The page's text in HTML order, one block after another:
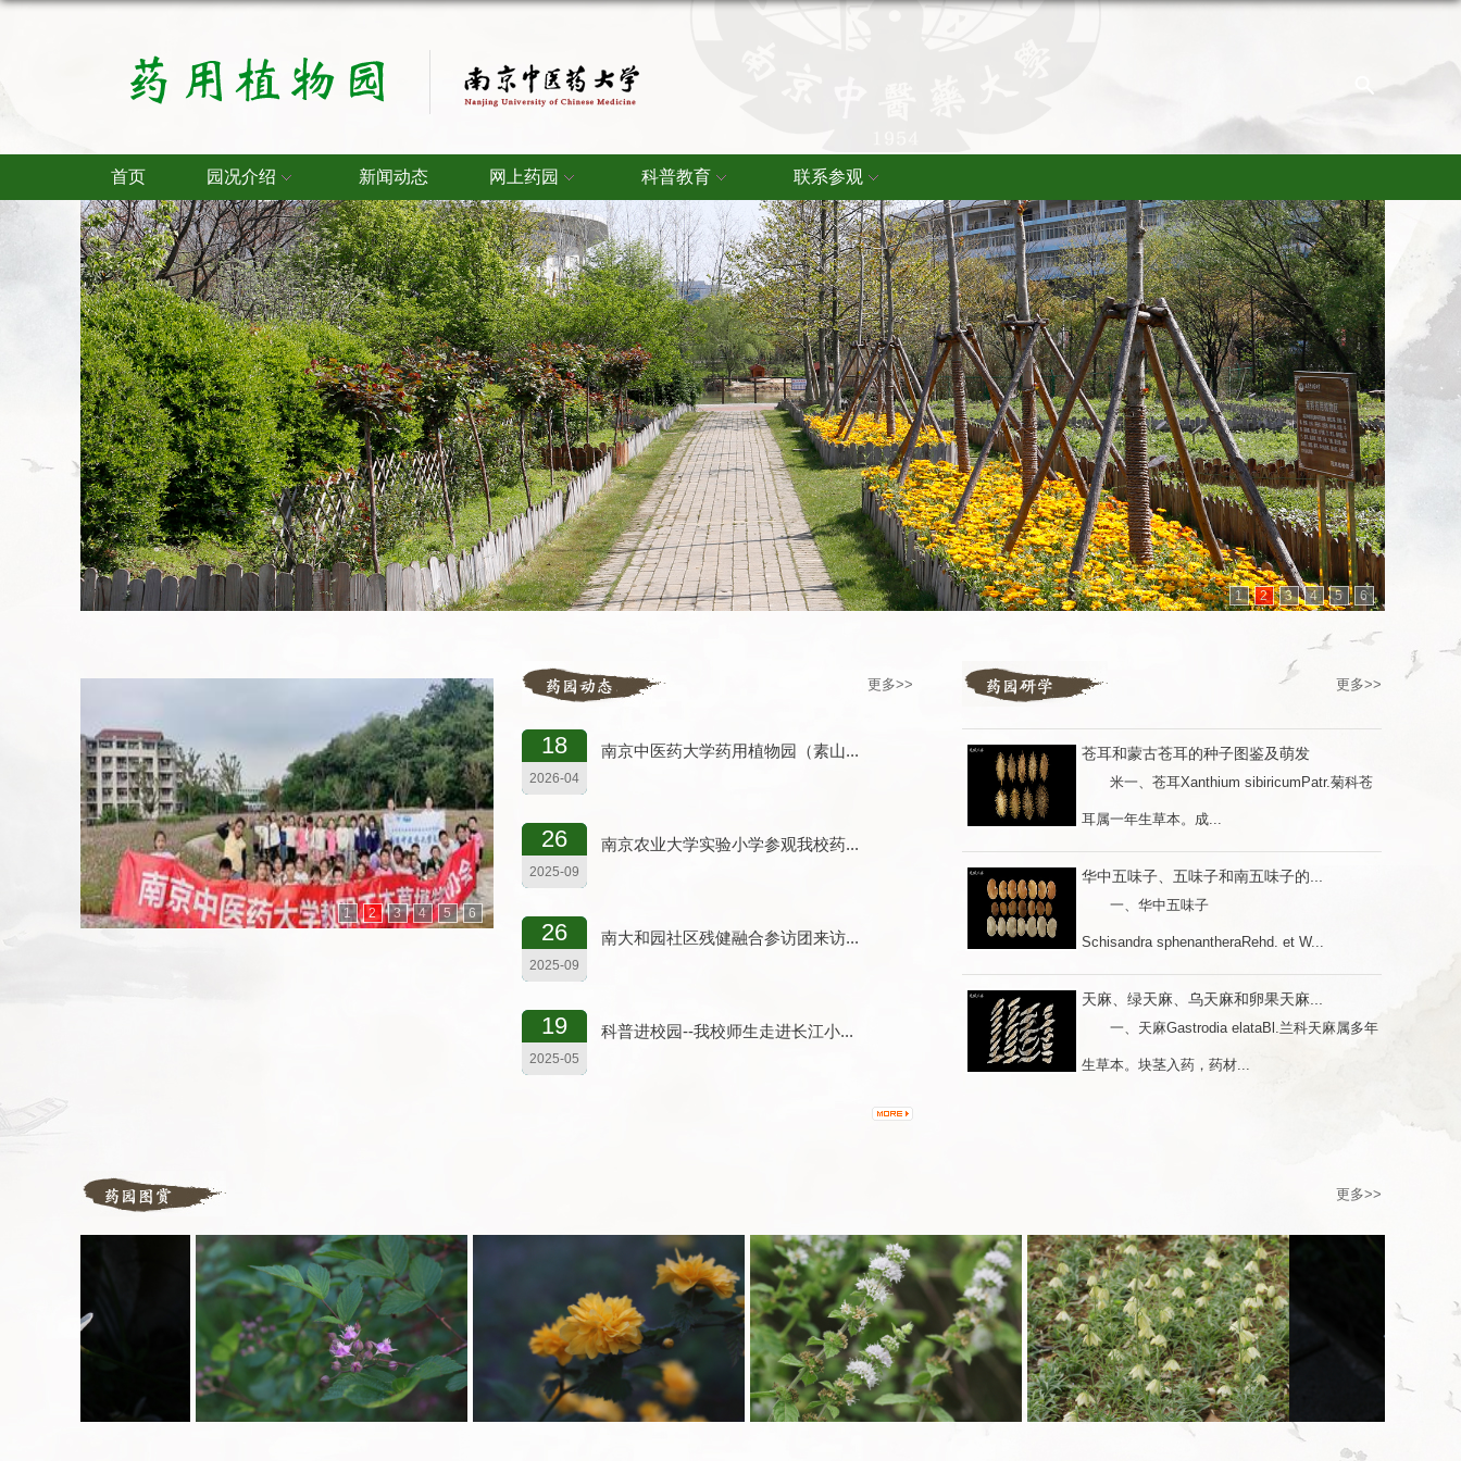
首页 园况介绍 新闻动态 网上药园 科普教育 联系参观
1 2 3 4 5 6
1 2 3 4 5 6
更多>>
18
2026-04
南京中医药大学药用植物园（素山...
26
2025-09
南京农业大学实验小学参观我校药...
26
2025-09
南大和园社区残健融合参访团来访...
19
2025-05
科普进校园--我校师生走进长江小...
更多>>
苍耳和蒙古苍耳的种子图鉴及萌发
米一、苍耳Xanthium sibiricumPatr.菊科苍
耳属一年生草本。成...
华中五味子、五味子和南五味子的...
一、华中五味子
Schisandra sphenantheraRehd. et W...
天麻、绿天麻、乌天麻和卵果天麻...
一、天麻Gastrodia elataBl.兰科天麻属多年
生草本。块茎入药，药材...
更多>>